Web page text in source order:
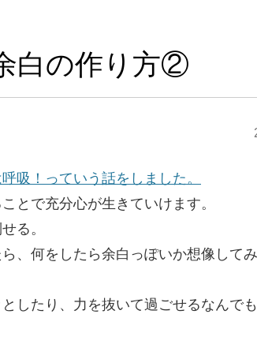
白の作り方②
吸！っていう話をしました。
とで充分心が生きていけます。
る。
、何をしたら余白っぽいか想像して
したり、力を抜いて過ごせるなんで